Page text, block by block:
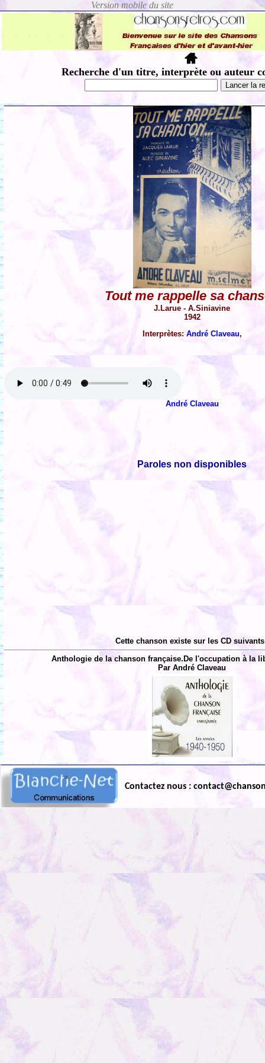
Recherche d'un titre, interprète ou auteur
Tout me rappelle sa
J.Larue - A.Siniavine
1942
Interprètes: André Claveau,
André Claveau
Paroles non disponibles
Cette chanson existe sur les CD
Anthologie de la chanson française.De l'occupation à la
Par André Claveau
Contactez nous :